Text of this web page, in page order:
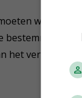
worden
het vertrek van